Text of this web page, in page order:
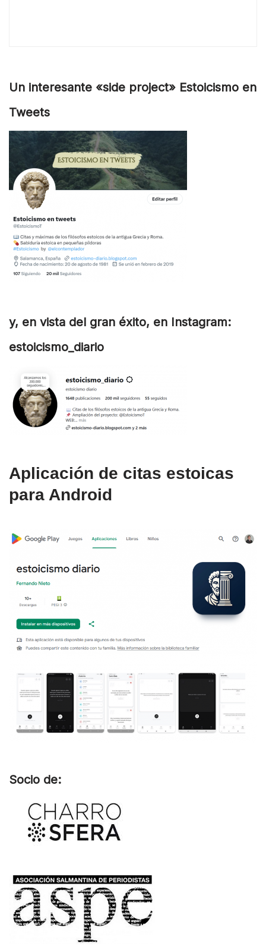
Un interesante «side project» Estoicismo en
Tweets
y, en vista del gran éxito, en Instagram:
estoicismo_diario
Aplicación de citas estoicas
para Android
Socio de: